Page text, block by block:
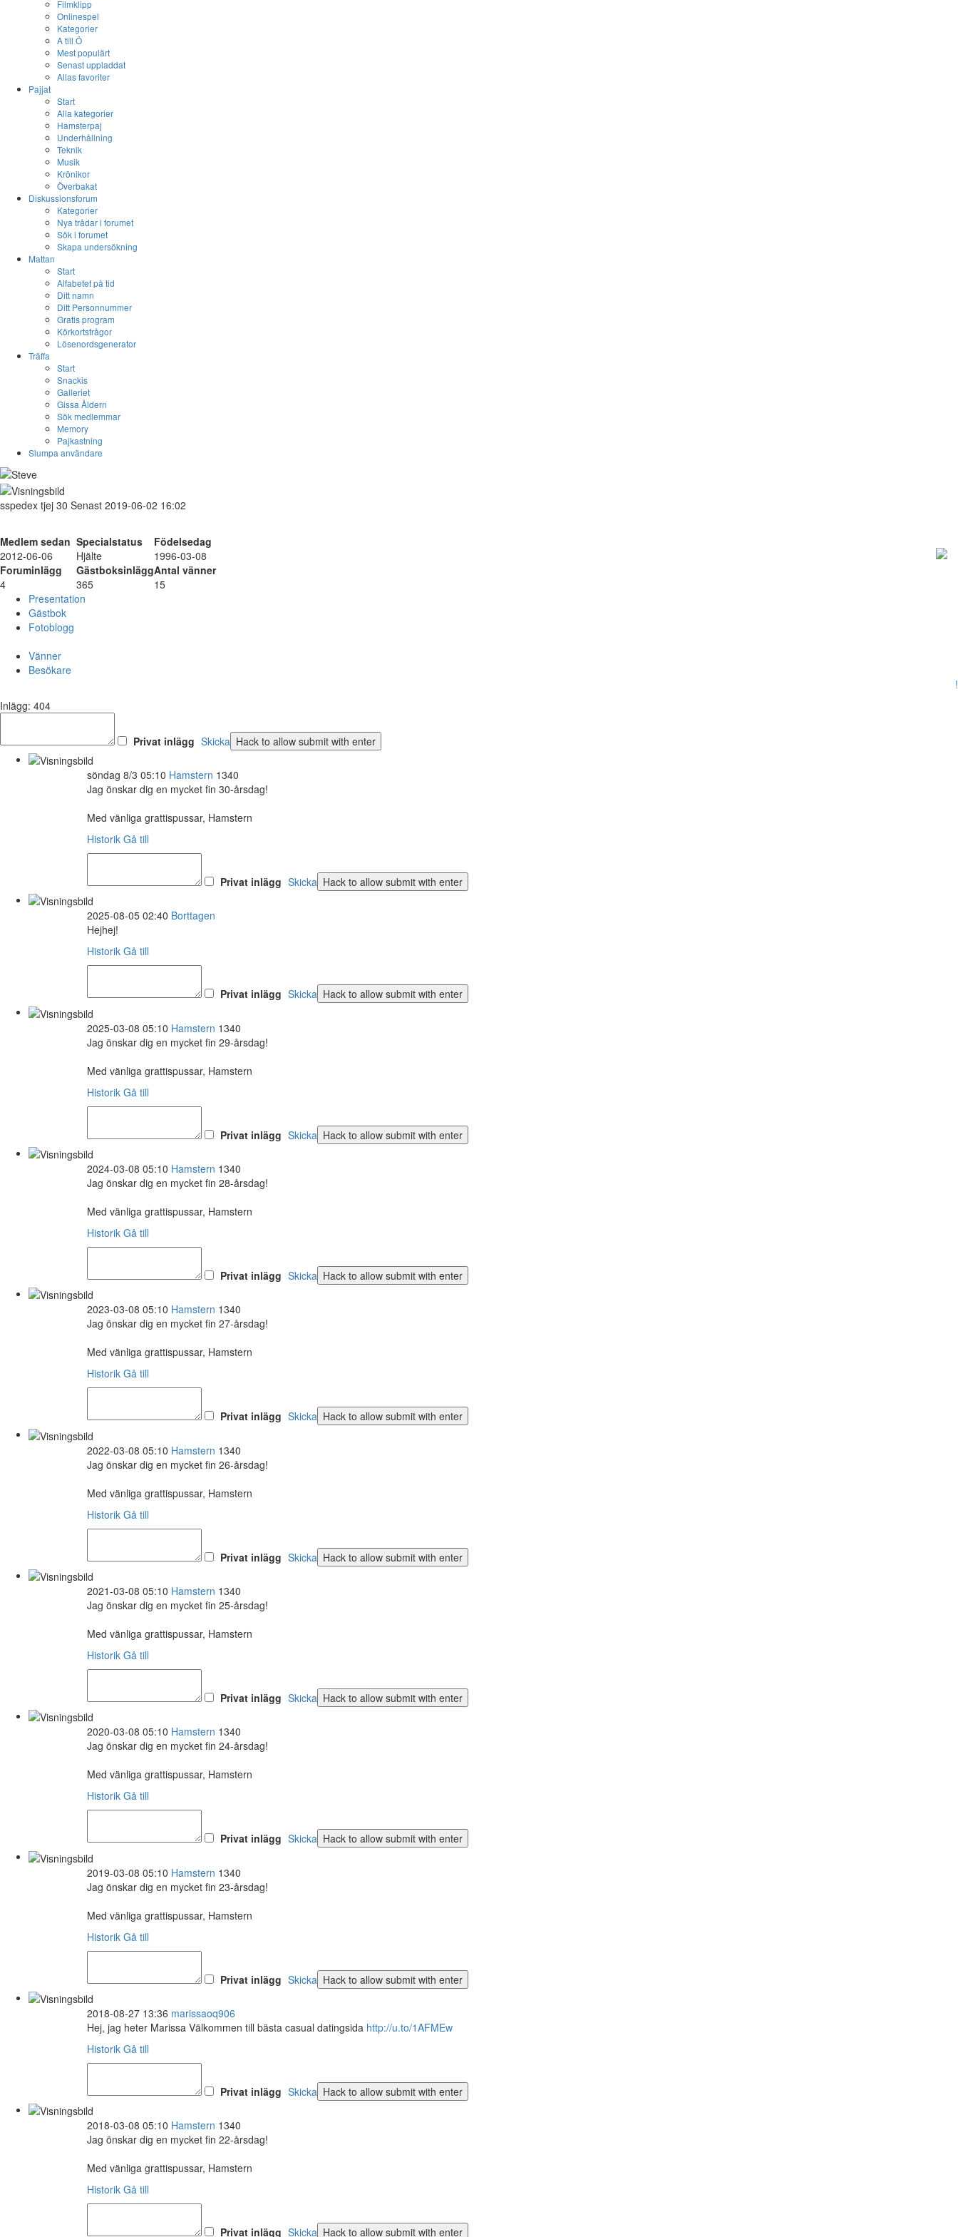
Filmklipp
Onlinespel
Kategorier
A till Ö
Mest populärt
Senast uppladdat
Allas favoriter
Pajjat
Start
Alla kategorier
Hamsterpaj
Underhållning
Teknik
Musik
Krönikor
Överbakat
Diskussionsforum
Kategorier
Nya trådar i forumet
Sök i forumet
Skapa undersökning
Mattan
Start
Alfabetet på tid
Ditt namn
Ditt Personnummer
Gratis program
Körkortsfrågor
Lösenordsgenerator
Träffa
Start
Snackis
Galleriet
Gissa Åldern
Sök medlemmar
Memory
Pajkastning
Slumpa användare
sspedex tjej 30 Senast 2019-06-02 16:02
Medlem sedan Specialstatus
Födelsedag
2012-06-06
Hjälte
1996-03-08
Foruminlägg
GästboksinläggAntal vänner
4
365
15
Presentation
Gästbok
Fotoblogg
Vänner
Besökare
!
Inlägg: 404
Privat inlägg Skicka
söndag 8/3 05:10 Hamstern 1340
Jag önskar dig en mycket fin 30-årsdag!
Med vänliga grattispussar, Hamstern
Historik Gå till
Privat inlägg Skicka
2025-08-05 02:40 Borttagen
Hejhej!
Historik Gå till
Privat inlägg Skicka
2025-03-08 05:10 Hamstern 1340
Jag önskar dig en mycket fin 29-årsdag!
Med vänliga grattispussar, Hamstern
Historik Gå till
Privat inlägg Skicka
2024-03-08 05:10 Hamstern 1340
Jag önskar dig en mycket fin 28-årsdag!
Med vänliga grattispussar, Hamstern
Historik Gå till
Privat inlägg Skicka
2023-03-08 05:10 Hamstern 1340
Jag önskar dig en mycket fin 27-årsdag!
Med vänliga grattispussar, Hamstern
Historik Gå till
Privat inlägg Skicka
2022-03-08 05:10 Hamstern 1340
Jag önskar dig en mycket fin 26-årsdag!
Med vänliga grattispussar, Hamstern
Historik Gå till
Privat inlägg Skicka
2021-03-08 05:10 Hamstern 1340
Jag önskar dig en mycket fin 25-årsdag!
Med vänliga grattispussar, Hamstern
Historik Gå till
Privat inlägg Skicka
2020-03-08 05:10 Hamstern 1340
Jag önskar dig en mycket fin 24-årsdag!
Med vänliga grattispussar, Hamstern
Historik Gå till
Privat inlägg Skicka
2019-03-08 05:10 Hamstern 1340
Jag önskar dig en mycket fin 23-årsdag!
Med vänliga grattispussar, Hamstern
Historik Gå till
Privat inlägg Skicka
2018-08-27 13:36 marissaoq906
Hej, jag heter Marissa Välkommen till bästa casual datingsida http://u.to/1AFMEw
Historik Gå till
Privat inlägg Skicka
2018-03-08 05:10 Hamstern 1340
Jag önskar dig en mycket fin 22-årsdag!
Med vänliga grattispussar, Hamstern
Historik Gå till
Privat inlägg Skicka